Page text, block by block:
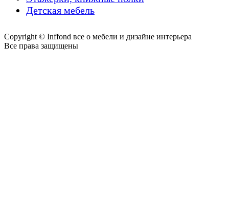
Детская мебель
Copyright © Inffond все о мебели и дизайне интерьера
Все права защищены